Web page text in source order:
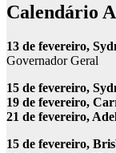
Calendário
13 de fevereiro,
Governador Geral
15 de fevereiro,
19 de fevereiro,
21 de fevereiro,
15 de fevereiro,